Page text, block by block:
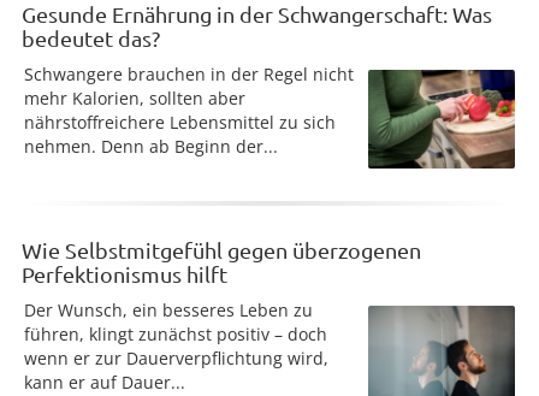
Gesunde Ernährung in der Schwangerschaft: Was
bedeutet das?
Schwangere brauchen in der Regel nicht
mehr Kalorien, sollten aber
nährstoffreichere Lebensmittel zu sich
nehmen. Denn ab Beginn der...
Wie Selbstmitgefühl gegen überzogenen
Perfektionismus hilft
Der Wunsch, ein besseres Leben zu
führen, klingt zunächst positiv – doch
wenn er zur Dauerverpflichtung wird,
kann er auf Dauer...